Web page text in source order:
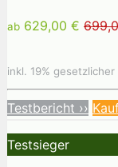
ab 629,00 €
inkl. 19%
Testbericht ››
Testsieger